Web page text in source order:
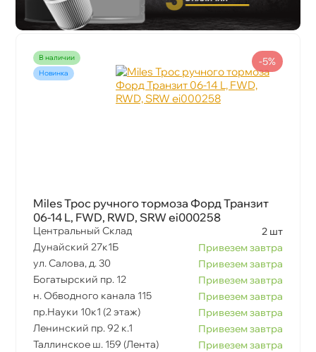
наличии
Новинка
Miles Трос ручного тормоза Форд Транзит
06-14 L, FWD, RWD, SRW ei000258
Центральный Склад
2 шт
Дунайский 27к1Б
Привезем завтра
ул. Салова, д. 30
Привезем завтра
Богатырский пр. 12
Привезем завтра
н. Обводного канала 115
Привезем завтра
пр.Науки 10к1 (2 этаж)
Привезем завтра
Ленинский пр. 92 к.1
Привезем завтра
Таллинское ш. 159 (Лента)
Привезем завтра
-5%